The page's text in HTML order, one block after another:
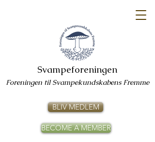
Svampeforeningen
Foreningen til Svampekundskabens Fremme
BLIV MEDLEM
BECOME A MEMBER